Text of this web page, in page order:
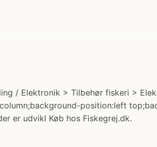
/ Elektronik > Tilbehør fiskeri >
position:left
er udvikl Køb hos Fiskegrej.dk.